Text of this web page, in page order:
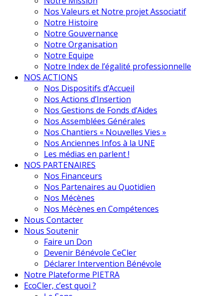
Nos Valeurs et Notre projet Associatif
Notre Histoire
Notre Gouvernance
Notre Organisation
Notre Equipe
Notre Index de l’égalité professionnelle
NOS ACTIONS
Nos Dispositifs d’Accueil
Nos Actions d’Insertion
Nos Gestions de Fonds d’Aides
Nos Assemblées Générales
Nos Chantiers « Nouvelles Vies »
Nos Anciennes Infos à la UNE
Les médias en parlent !
NOS PARTENAIRES
Nos Financeurs
Nos Partenaires au Quotidien
Nos Mécènes
Nos Mécènes en Compétences
Nous Contacter
Nous Soutenir
Faire un Don
Devenir Bénévole CeCler
Déclarer Intervention Bénévole
Notre Plateforme PIETRA
EcoCler, c’est quoi ?